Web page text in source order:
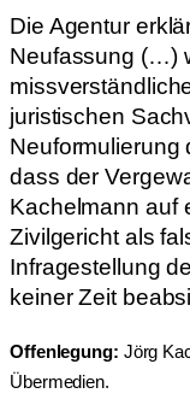
Die Agentur
Neufassung (…)
juristischen
Neuformulierung
dass der
Kachelmann auf
Zivilgericht als
Infragestellung
keiner Zeit
Offenlegung: Jörg
Übermedien.